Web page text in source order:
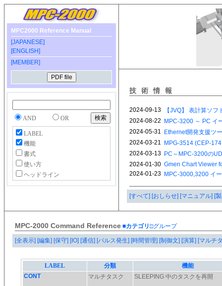
MPC2000 Reference Manual
[JAPANESE]
[ENGLISH]
[MEMBER]
AND OR
LABEL
機能
書式
使い方
ヘッドライン
技術情報
[すべて] [おしらせ] [マニュアル] [
MPC-2000 Command Reference ■カテゴリ□グループ
[全表示] [編集] [保守] [IO] [通信] [パルス発生] [時間管理] [制御文] [演算] [マルチ